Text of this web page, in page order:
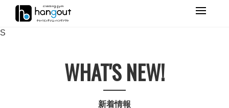
Primary
S
WHAT'S NEW!
新着情報